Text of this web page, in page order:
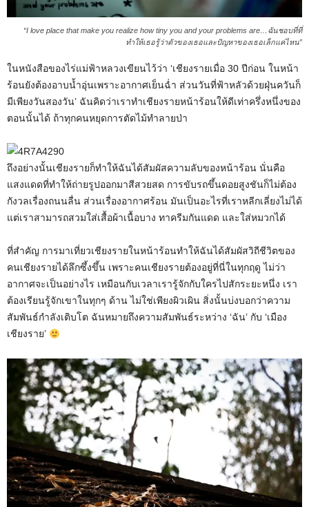
“I love place that make you realize how tiny you and your problems are…ฉันชอบที่ที่
ทำให้เธอรู้ว่าตัวของเธอและปัญหาของเธอเล็กแค่ไหน”
ในหนังสือของไร่แม่ฟ้าหลวงเขียนไว้ว่า ‘เชียงรายเมื่อ 30 ปีก่อน ในหน้า
ร้อนยังต้องอาบน้ำอุ่นเพราะอากาศเย็นฉ่ำ ส่วนวันที่ฟ้าหลัวด้วยฝุ่นควันก็
มีเพียงวันสองวัน’ ฉันคิดว่าเราทำเชียงรายหน้าร้อนให้ดีเท่าครึ่งหนึ่งของ
ตอนนั้นได้ ถ้าทุกคนหยุดการตัดไม้ทำลายป่า
ถึงอย่างนั้นเชียงรายก็ทำให้ฉันได้สัมผัสความลับของหน้าร้อน นั่นคือ
แสงแดดที่ทำให้ถ่ายรูปออกมาสีสวยสด การขับรถขึ้นดอยสูงชันก็ไม่ต้อง
กังวลเรื่องถนนลื่น ส่วนเรื่องอากาศร้อน มันเป็นอะไรที่เราหลีกเลี่ยงไม่ได้
แต่เราสามารถสวมใส่เสื้อผ้าเนื้อบาง ทาครีมกันแดด และใส่หมวกได้
ที่สำคัญ การมาเที่ยวเชียงรายในหน้าร้อนทำให้ฉันได้สัมผัสวิถีชีวิตของ
คนเชียงรายได้ลึกซึ้งขึ้น เพราะคนเชียงรายต้องอยู่ที่นี่ในทุกฤดู ไม่ว่า
อากาศจะเป็นอย่างไร เหมือนกับเวลาเรารู้จักกับใครไปสักระยะหนึ่ง เรา
ต้องเรียนรู้จักเขาในทุกๆ ด้าน ไม่ใช่เพียงผิวเผิน สิ่งนั้นบ่งบอกว่าความ
สัมพันธ์กำลังเติบโต ฉันหมายถึงความสัมพันธ์ระหว่าง ‘ฉัน’ กับ ‘เมือง
เชียงราย’